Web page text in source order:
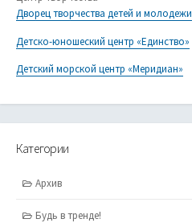
Дворец творчества детей и молодежи
Детско-юношеский центр «Единство»
Детский морской центр «Меридиан»
Категории
Архив
Будь в тренде!